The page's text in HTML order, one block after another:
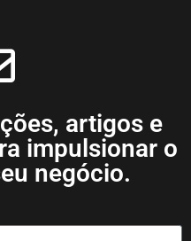
artigos e
impulsionar o
negócio.